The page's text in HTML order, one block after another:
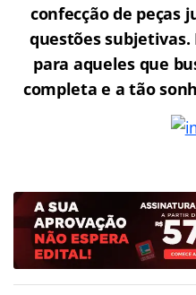
confecção de peças
questões
para aqueles que
completa e a tão